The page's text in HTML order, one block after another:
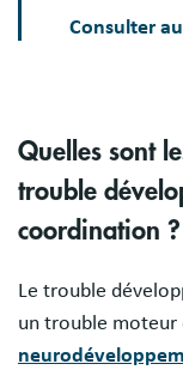
Consulter
Quelles sont
trouble
coordination ?
Le trouble
un trouble moteur